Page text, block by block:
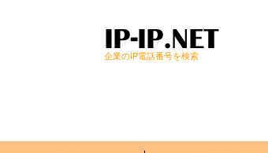
企業のIP電話番号を検索